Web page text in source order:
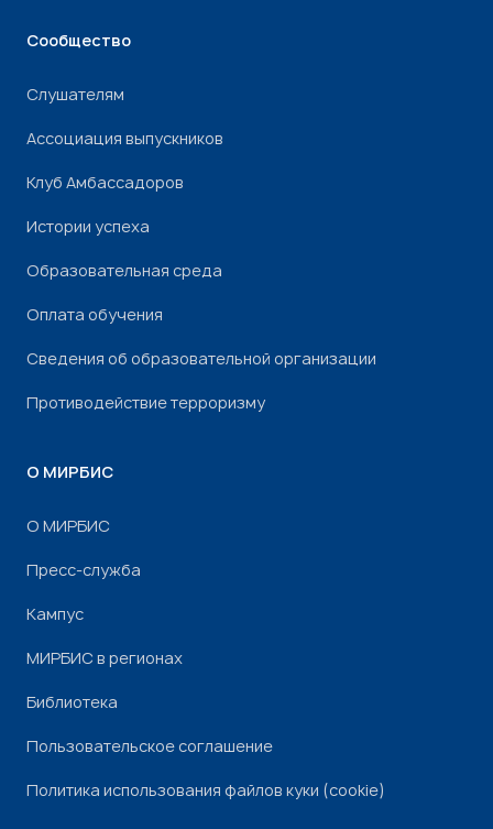
Сообщество
Слушателям
Ассоциация выпускников
Клуб Амбассадоров
Истории успеха
Образовательная среда
Оплата обучения
Сведения об образовательной организации
Противодействие терроризму
О МИРБИС
О МИРБИС
Пресс-служба
Кампус
МИРБИС в регионах
Библиотека
Пользовательское соглашение
Политика использования файлов куки (cookie)